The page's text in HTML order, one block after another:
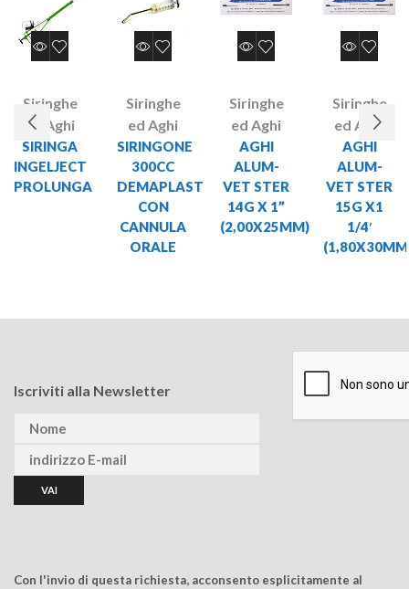
Siringhe
ed Aghi
SIRINGA
INGELJECT
PROLUNGA
Siringhe
ed Aghi
SIRINGONE
300CC
DEMAPLAST
CON
CANNULA
ORALE
Siringhe
ed Aghi
AGHI
ALUM-
VET STER
14G X 1”
(2,00X25MM)
Siringhe
ed Aghi
AGHI
ALUM-
VET STER
15G X1
1/4′
Iscriviti alla Newsletter
Con l'invio di questa richiesta, acconsento esplicitamente al